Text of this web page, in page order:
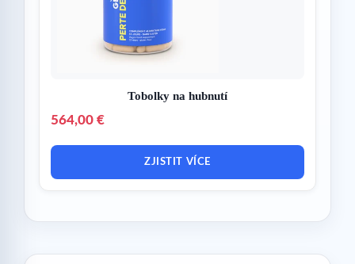
Tobolky na hubnutí
564,00 €
ZJISTIT VÍCE